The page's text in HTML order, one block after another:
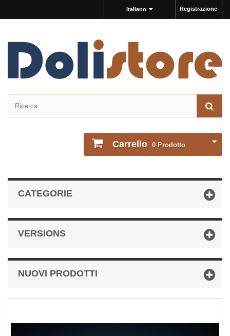
Registrazione
Italiano
Carrello 0 Prodotto
CATEGORIE
VERSIONS
NUOVI PRODOTTI